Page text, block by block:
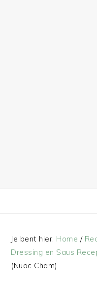
Je bent hier: Home /
Dressing en Saus
(Nuoc Cham)